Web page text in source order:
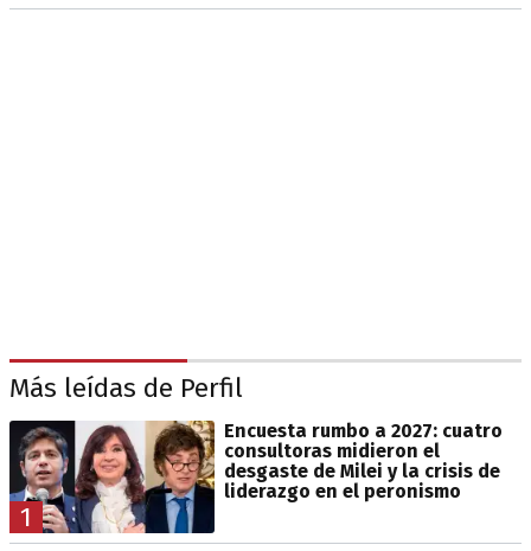
Más leídas de Perfil
1
Encuesta rumbo a 2027: cuatro
consultoras midieron el
desgaste de Milei y la crisis de
liderazgo en el peronismo